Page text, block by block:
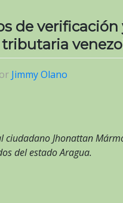
de
Jimmy Olano
ciudadano Jhonattan
del estado Aragua.